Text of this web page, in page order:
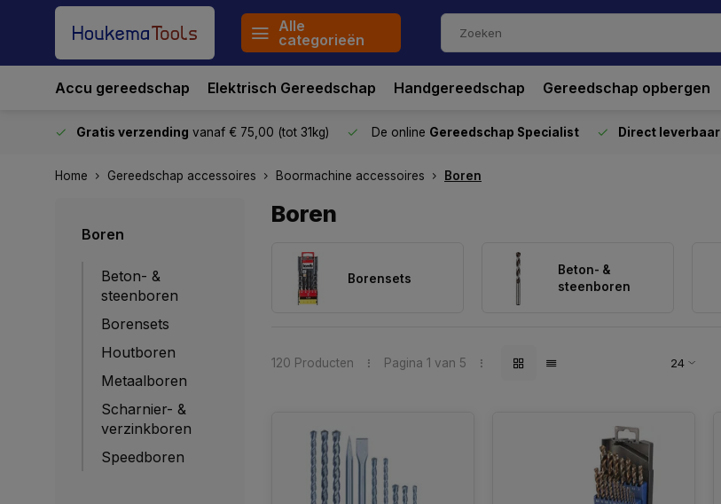
Alle
categorieën
Accu gereedschap Elektrisch Gereedschap Handgereedschap Gereedschap opbergen
Gratis verzending vanaf € 75,00 (tot 31kg) De online Gereedschap Specialist Direct leverbaar
Home Gereedschap accessoires Boormachine accessoires Boren
Boren
Beton- &
steenboren
Borensets
Houtboren
Metaalboren
Scharnier- &
verzinkboren
Speedboren
Boren
Borensets
Beton- &
steenboren
120 Producten Pagina 1 van 5